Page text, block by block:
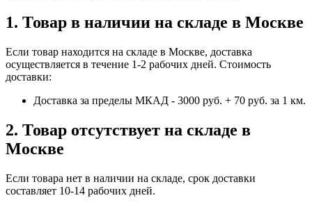
1. Товар в наличии на складе в Москве
Если товар находится на складе в Москве, доставка
осуществляется в течение 1-2 рабочих дней. Стоимость
доставки:
Доставка за пределы МКАД - 3000 руб. + 70 руб. за 1 км.
2. Товар отсутствует на складе в
Москве
Если товара нет в наличии на складе, срок доставки
составляет 10-14 рабочих дней.